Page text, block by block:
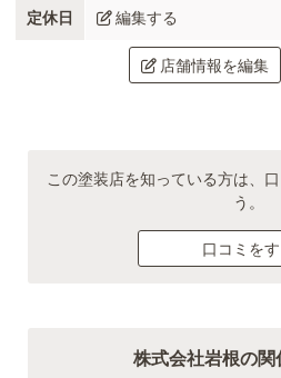
定休日 編集する
店舗情報を編集
この塗装店を知っている方は、
う。
口コミを
株式会社岩根の